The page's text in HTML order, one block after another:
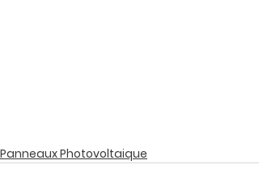
Panneaux Photovoltaique